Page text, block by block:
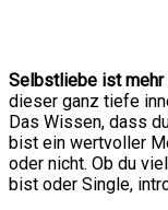
Selbstliebe ist mehr
dieser ganz tiefe
Das Wissen, dass
bist ein wertvoller
oder nicht. Ob du
bist oder Single,